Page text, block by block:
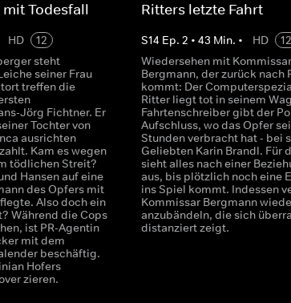
Todesfall
HD
12
steht
seiner Frau
treffen die
Jörg Fichtner. Er
Tochter von
ausrichten
Kam es wegen
tödlichen Streit?
Hansen auf eine
des Opfers mit
Also doch ein
Während die Cops
ist PR-Agentin
mit dem
beschäftig.
Hofers
zieren.
Ritters letzte Fahrt
S14 Ep.2 •43 Min. • HD
12
Wiedersehen mit
Bergmann, der zurück nach
kommt: Der
Ritter liegt tot in seinem
Fahrtenschreiber gibt der
Aufschluss, wo das Opfer
Stunden verbracht hat - bei
Geliebten Karin Brandl. Für
sieht alles nach einer
aus, bis plötzlich noch eine
ins Spiel kommt. Indessen
Kommissar Bergmann
anzubändeln, die sich
distanziert zeigt.